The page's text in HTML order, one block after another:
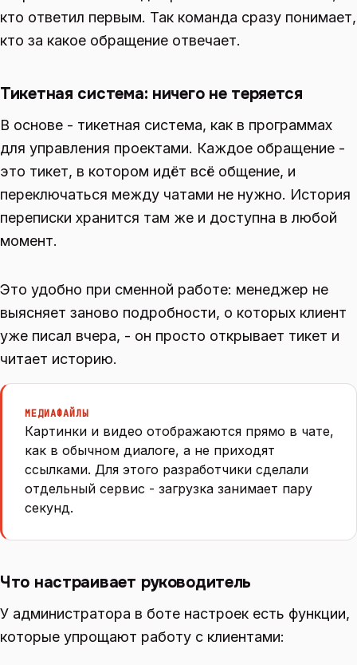
кто ответил первым. Так команда сразу понимает,
кто за какое обращение отвечает.
Тикетная система: ничего не теряется
В основе - тикетная система, как в программах
для управления проектами. Каждое обращение -
это тикет, в котором идёт всё общение, и
переключаться между чатами не нужно. История
переписки хранится там же и доступна в любой
момент.
Это удобно при сменной работе: менеджер не
выясняет заново подробности, о которых клиент
уже писал вчера, - он просто открывает тикет и
читает историю.
МЕДИАФАЙЛЫ
Картинки и видео отображаются прямо в чате,
как в обычном диалоге, а не приходят
ссылками. Для этого разработчики сделали
отдельный сервис - загрузка занимает пару
секунд.
Что настраивает руководитель
У администратора в боте настроек есть функции,
которые упрощают работу с клиентами: